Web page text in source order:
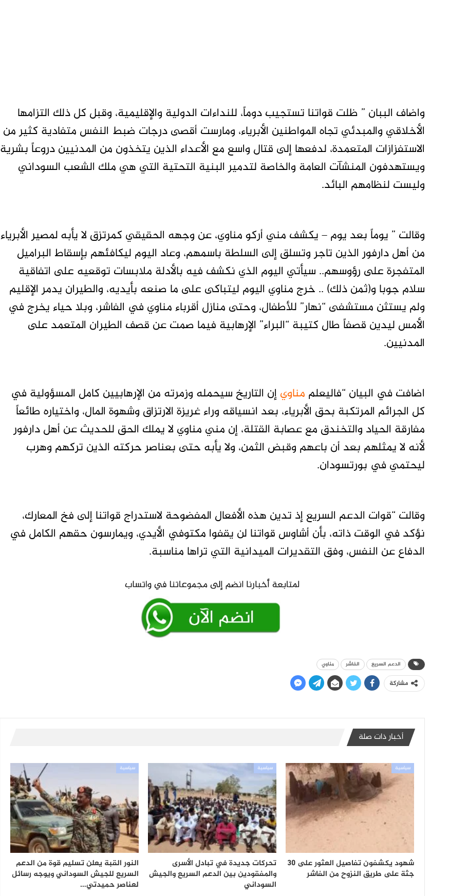
واضاف الببان ” ظلت قواتنا تستجيب دوماً، للنداءات الدولية والإقليمية، وقبل كل ذلك التزامها
الأخلاقي والمبدئي تجاه المواطنين الأبرياء، ومارست أقصى درجات ضبط النفس متفادية كثير من
الاستفزازات المتعمدة، لدفعها إلى قتال واسع مع الأعداء الذين يتخذون من المدنيين دروعاً بشرية
ويستهدفون المنشآت العامة والخاصة لتدمير البنية التحتية التي هي ملك الشعب السوداني
وليست لنظامهم البائد.
وقالت ” يوماً بعد يوم – يكشف مني أركو مناوي، عن وجهه الحقيقي كمرتزق لا يأبه لمصير الأبرياء
من أهل دارفور الذين تاجر وتسلق إلى السلطة باسمهم، وعاد اليوم ليكافئهم بإسقاط البراميل
المتفجرة على رؤوسهم.. سيأتي اليوم الذي نكشف فيه بالأدلة ملابسات توقعيه على اتفاقية
سلام جوبا و(ثمن ذلك) .. خرج مناوي اليوم ليتباكى على ما صنعه بأيديه، والطيران يدمر الإقليم
ولم يستثن مستشفى “نهار” للأطفال، وحتى منازل أقرباء مناوي في الفاشر، وبلا حياء يخرج في
الأمس ليدين قصفاً طال كتيبة “البراء” الإرهابية فيما صمت عن قصف الطيران المتعمد على
المدنيين.
اضافت في البيان “فاليعلم مناويإن التاريخ سيحمله وزمرته من الإرهابيين كامل المسؤولية في
كل الجرائم المرتكبة بحق الأبرياء، بعد انسياقه وراء غريزة الارتزاق وشهوة المال، واختياره طائعاً
مفارقة الحياد والتخندق مع عصابة القتلة، إن مني مناوي لا يملك الحق للحديث عن أهل دارفور
لأنه لا يمثلهم بعد أن باعهم وقبض الثمن، ولا يأبه حتى بعناصر حركته الذين تركهم وهرب
ليحتمي في بورتسودان.
وقالت “قوات الدعم السريع إذ تدين هذه الأفعال المفضوحة لاستدراج قواتنا إلى فخ المعارك،
نؤكد في الوقت ذاته، بأن أشاوس قواتنا لن يقفوا مكتوفي الأيدي، ويمارسون حقهم الكامل في
الدفاع عن النفس، وفق التقديرات الميدانية التي تراها مناسبة.
الدعم السريع الفاشر مناوي
مشاركة
أخبار ذات صلة
سياسية
شهود يكشفون تفاصيل العثور على 30
جثة على طريق النزوح من الفاشر
سياسية
تحركات جديدة في تبادل الأسرى
والمفقودين بين الدعم السريع والجيش
السوداني
سياسية
النور القبة يعلن تسليم قوة من الدعم
السريع للجيش السوداني ويوجه رسائل
لعناصر حميدتي…